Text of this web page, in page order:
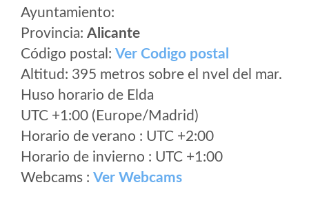
Ayuntamiento:
Provincia: Alicante
Código postal: Ver Codigo postal
Altitud: 395 metros sobre el nvel del mar.
Huso horario de Elda
UTC +1:00 (Europe/Madrid)
Horario de verano : UTC +2:00
Horario de invierno : UTC +1:00
Webcams : Ver Webcams